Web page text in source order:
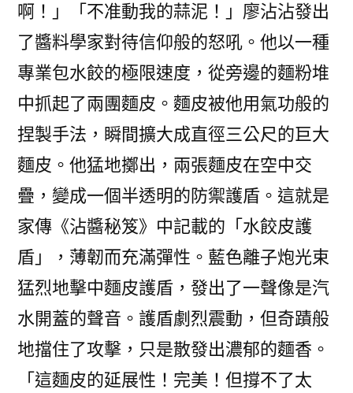
啊！」「不准動我的蒜泥！」廖沾沾發出
了醬料學家對待信仰般的怒吼。他以一種
專業包水餃的極限速度，從旁邊的麵粉堆
中抓起了兩團麵皮。麵皮被他用氣功般的
捏製手法，瞬間擴大成直徑三公尺的巨大
麵皮。他猛地擲出，兩張麵皮在空中交
疊，變成一個半透明的防禦護盾。這就是
家傳《沾醬秘笈》中記載的「水餃皮護
盾」，薄韌而充滿彈性。藍色離子炮光束
猛烈地擊中麵皮護盾，發出了一聲像是汽
水開蓋的聲音。護盾劇烈震動，但奇蹟般
地擋住了攻擊，只是散發出濃郁的麵香。
「這麵皮的延展性！完美！但撐不了太